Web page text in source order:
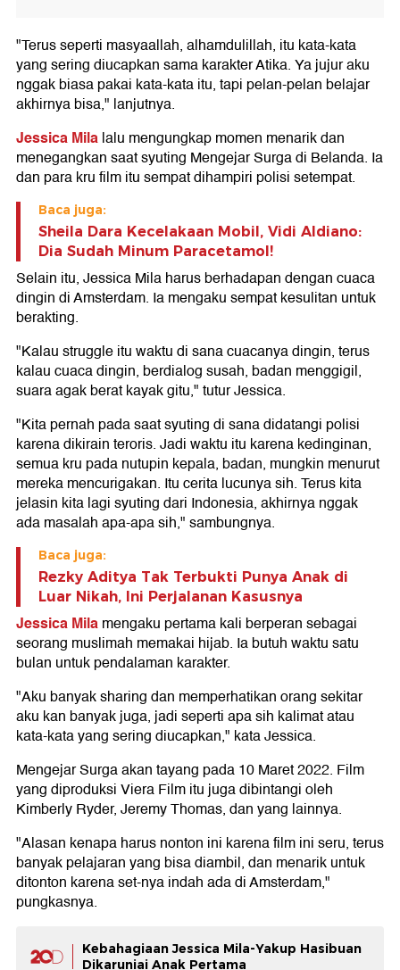
"Terus seperti masyaallah, alhamdulillah, itu kata-kata
yang sering diucapkan sama karakter Atika. Ya jujur aku
nggak biasa pakai kata-kata itu, tapi pelan-pelan belajar
akhirnya bisa," lanjutnya.
Jessica Milalalu mengungkap momen menarik dan
menegangkan saat syuting Mengejar Surga di Belanda. Ia
dan para kru film itu sempat dihampiri polisi setempat.
Baca juga:
Sheila Dara Kecelakaan Mobil, Vidi Aldiano:
Dia Sudah Minum Paracetamol!
Selain itu, Jessica Mila harus berhadapan dengan cuaca
dingin di Amsterdam. Ia mengaku sempat kesulitan untuk
berakting.
"Kalau struggle itu waktu di sana cuacanya dingin, terus
kalau cuaca dingin, berdialog susah, badan menggigil,
suara agak berat kayak gitu," tutur Jessica.
"Kita pernah pada saat syuting di sana didatangi polisi
karena dikirain teroris. Jadi waktu itu karena kedinginan,
semua kru pada nutupin kepala, badan, mungkin menurut
mereka mencurigakan. Itu cerita lucunya sih. Terus kita
jelasin kita lagi syuting dari Indonesia, akhirnya nggak
ada masalah apa-apa sih," sambungnya.
Baca juga:
Rezky Aditya Tak Terbukti Punya Anak di
Luar Nikah, Ini Perjalanan Kasusnya
Jessica Milamengaku pertama kali berperan sebagai
seorang muslimah memakai hijab. Ia butuh waktu satu
bulan untuk pendalaman karakter.
"Aku banyak sharing dan memperhatikan orang sekitar
aku kan banyak juga, jadi seperti apa sih kalimat atau
kata-kata yang sering diucapkan," kata Jessica.
Mengejar Surga akan tayang pada 10 Maret 2022. Film
yang diproduksi Viera Film itu juga dibintangi oleh
Kimberly Ryder, Jeremy Thomas, dan yang lainnya.
"Alasan kenapa harus nonton ini karena film ini seru, terus
banyak pelajaran yang bisa diambil, dan menarik untuk
ditonton karena set-nya indah ada di Amsterdam,"
pungkasnya.
Kebahagiaan Jessica Mila-Yakup Hasibuan
Dikaruniai Anak Pertama